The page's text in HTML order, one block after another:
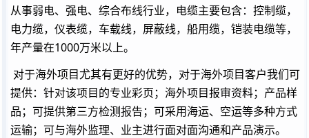
从事弱电、强电、综合布线行业，电缆主要包含：控制缆，
电力缆，仪表缆，车载线，屏蔽线，船用缆，铠装电缆等，
年产量在1000万米以上。
对于海外项目尤其有更好的优势，对于海外项目客户我们可
提供：针对该项目的专业彩页；海外项目报审资料；产品样
品；可提供第三方检测报告；可采用海运、空运等多种方式
运输；可与海外监理、业主进行面对面沟通和产品演示。